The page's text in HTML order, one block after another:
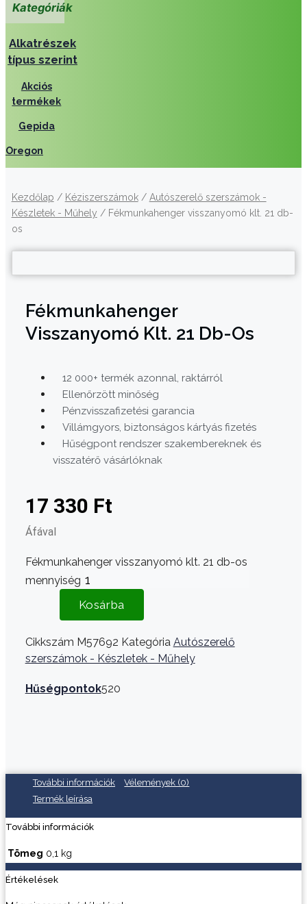
Kategóriák
Alkatrészek
típus szerint
Akciós
termékek
Gepida
Oregon
Kezdőlap / Kéziszerszámok/ Autószerelő szerszámok -
Készletek - Műhely / Fékmunkahenger visszanyomó klt. 21 db-
os
Fékmunkahenger
Visszanyomó Klt. 21 Db-Os
12 000+ termék azonnal, raktárról
Ellenőrzött minőség
Pénzvisszafizetési garancia
Villámgyors, biztonságos kártyás fizetés
Hűségpont rendszer szakembereknek és
visszatérő vásárlóknak
17 330 Ft
Áfával
Fékmunkahenger visszanyomó klt. 21 db-os
mennyiség
Kosárba
Cikkszám M57692 Kategória Autószerelő
szerszámok - Készletek - Műhely
Hűségpontok520
További információk
Vélemények (0)
Termék leírása
További információk
Tömeg 0,1 kg
Értékelések